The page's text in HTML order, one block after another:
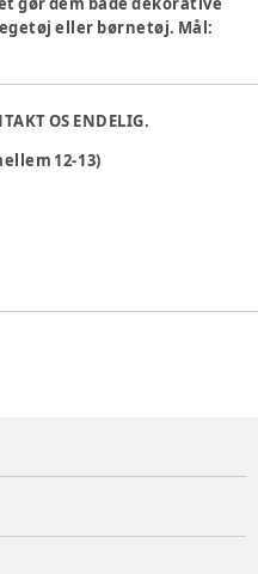
eller børnetøj. Mål:
OS ENDELIG.
12-13)